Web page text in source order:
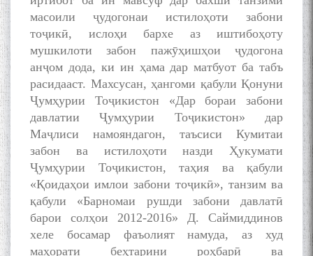
масоили ҷудогонаи истилоҳоти забони
тоҷикӣ, ислоҳи бархе аз иштибоҳоту
мушкилоти забон пажӯҳишҳои ҷудогона
анҷом дода, ки ин ҳама дар матбуот ба табъ
расидааст. Махсусан, ҳангоми қабули Қонуни
Ҷумҳурии Тоҷикистон «Дар бораи забони
давлатии Ҷумҳурии Тоҷикистон» дар
Маҷлиси намояндагон, таъсиси Кумитаи
забон ва истилоҳоти назди Ҳукумати
Ҷумҳурии Тоҷикистон, таҳия ва қабули
«Қоидаҳои имлои забони тоҷикӣ», танзим ва
қабули «Барномаи рушди забони давлатӣ
барои солҳои 2012-2016» Д. Саймиддинов
хеле босамар фаъолият намуда, аз худ
маҳорати беҳтарини роҳбарӣ ва